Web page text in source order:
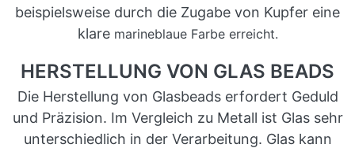
beispielsweise durch die Zugabe von Kupfer eine
klaremarineblaue Farbe erreicht.
HERSTELLUNG VON GLAS BEADS
Die Herstellung von Glasbeads erfordert Geduld
und Präzision. Im Vergleich zu Metall ist Glas sehr
unterschiedlich in der Verarbeitung. Glas kann